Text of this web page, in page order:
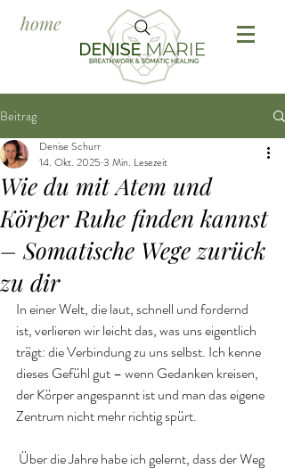
home
Beitrag
Wie du mit Atem und
Körper Ruhe finden kannst
– Somatische Wege zurück
zu dir
Denise Schurr
14. Okt. 2025 3 Min. Lesezeit
In einer Welt, die laut, schnell und fordernd
ist, verlieren wir leicht das, was uns eigentlich
trägt: die Verbindung zu uns selbst. Ich kenne
dieses Gefühl gut – wenn Gedanken kreisen,
der Körper angespannt ist und man das eigene
Zentrum nicht mehr richtig spürt.